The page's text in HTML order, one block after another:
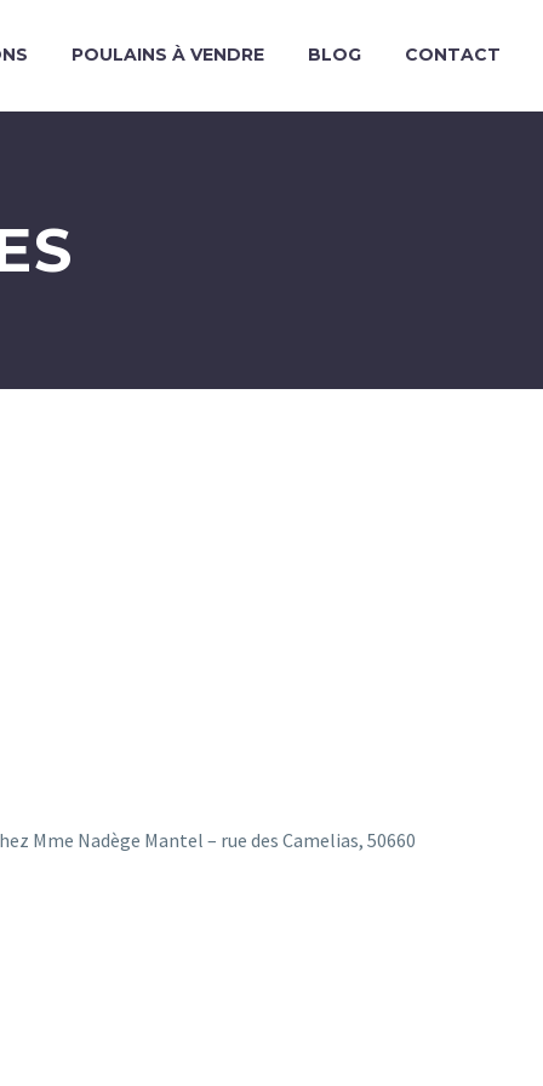
POULAINS À VENDRE BLOG CONTACT
Mme Nadège Mantel – rue des Camelias, 50660